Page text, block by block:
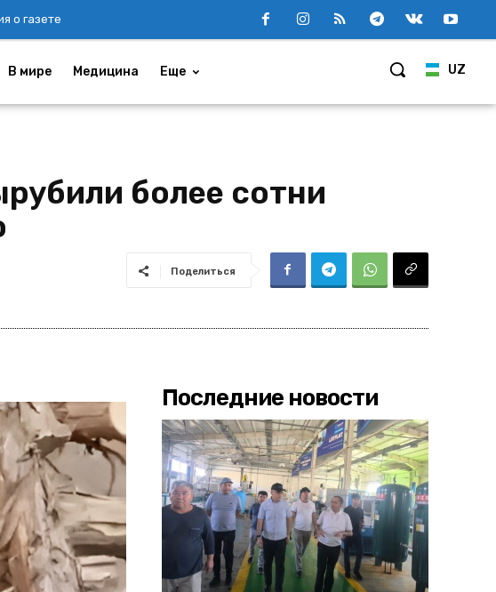
о газете
UZ
В мире Медицина Еще
более сотни
Поделиться
Последние новости